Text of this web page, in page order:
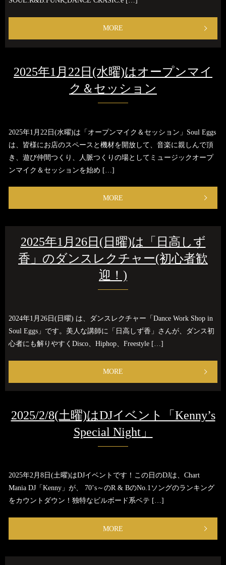
MORE
2025年1月22日(水曜)はオープンマイ
ク＆セッション
2025年1月22日(水曜)は「オープンマイク＆セッション」Soul Eggs
は、皆様にお店のスペースと機材を開放して、音楽に親しんで頂
き、遊び仲間つくり、人脈つくりの場としてミュージックオープ
ンマイク＆セッションを始め […]
MORE
2025年1月26日(日曜)は「日高しず
香」のダンスレクチャー(初心者歓
迎！)
2024年1月26日(日曜) は、ダンスレクチャー「Dance Work Shop in
Soul Eggs」です。美人な講師に「日高しず香」さんが、ダンス初
心者にも解りやすくDisco、Hiphop、Freestyle […]
MORE
2025/2/8(土曜)はDJイベント「Kenny’s
Special Night」
2025年2月8日(土曜)はDJイベントです！この日のDJは、Chart
Mania DJ「Kenny」が、 70’s～のR & BのNo.1ソングのランキング
をカウントダウン！独特なビルボード系ベテ […]
MORE